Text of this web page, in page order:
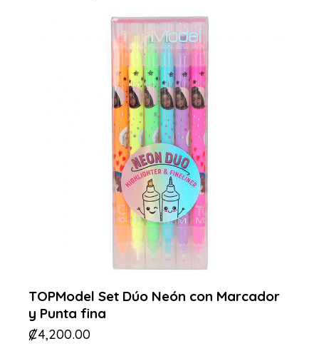
TOPModel Set Dúo Neón con Marcador
y Punta fina
₡4,200.00